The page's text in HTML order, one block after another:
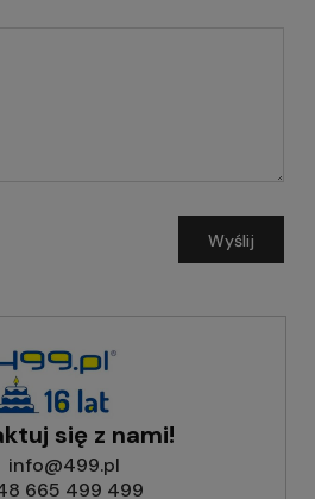
Wyślij
się z nami!
info@499.pl
665 499 499